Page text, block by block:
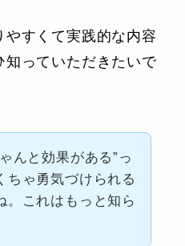
やすくて実践的な内容
知っていただきたいで
んと効果がある”っ
ちゃ勇気づけられる
。これはもっと知ら